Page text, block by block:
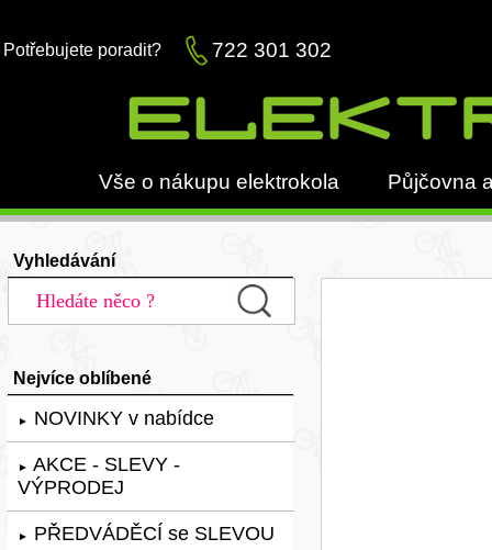
Potřebujete poradit? 722 301 302
Vše o nákupu elektrokola Půjčovna
Vyhledávání
Nejvíce oblíbené
► NOVINKY v nabídce
► AKCE - SLEVY -
VÝPRODEJ
► PŘEDVÁDĚCÍ se SLEVOU